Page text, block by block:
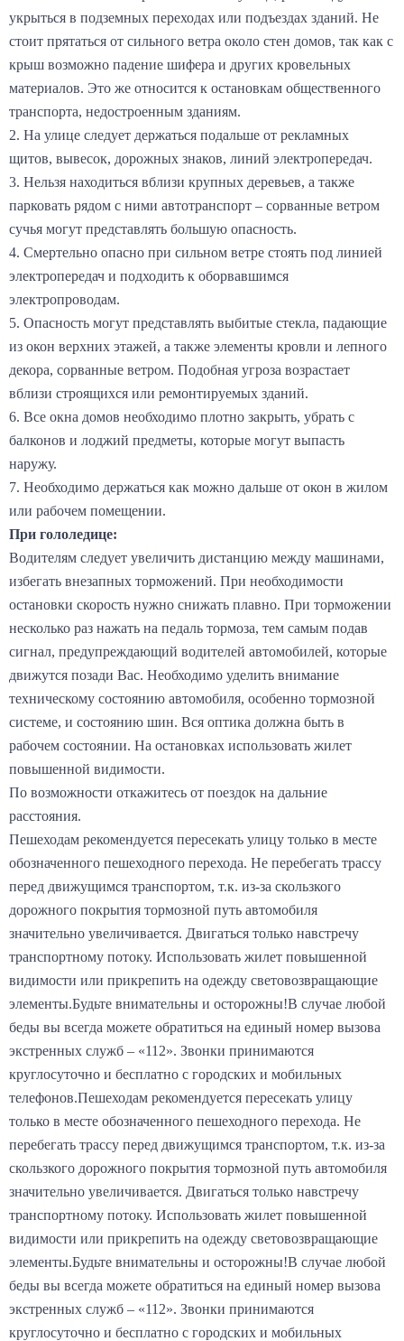
укрыться в подземных переходах или подъездах зданий. Не
стоит прятаться от сильного ветра около стен домов, так как с
крыш возможно падение шифера и других кровельных
материалов. Это же относится к остановкам общественного
транспорта, недостроенным зданиям.
2. На улице следует держаться подальше от рекламных
щитов, вывесок, дорожных знаков, линий электропередач.
3. Нельзя находиться вблизи крупных деревьев, а также
парковать рядом с ними автотранспорт – сорванные ветром
сучья могут представлять большую опасность.
4. Смертельно опасно при сильном ветре стоять под линией
электропередач и подходить к оборвавшимся
электропроводам.
5. Опасность могут представлять выбитые стекла, падающие
из окон верхних этажей, а также элементы кровли и лепного
декора, сорванные ветром. Подобная угроза возрастает
вблизи строящихся или ремонтируемых зданий.
6. Все окна домов необходимо плотно закрыть, убрать с
балконов и лоджий предметы, которые могут выпасть
наружу.
7. Необходимо держаться как можно дальше от окон в жилом
или рабочем помещении.
При гололедице:
Водителям следует увеличить дистанцию между машинами,
избегать внезапных торможений. При необходимости
остановки скорость нужно снижать плавно. При торможении
несколько раз нажать на педаль тормоза, тем самым подав
сигнал, предупреждающий водителей автомобилей, которые
движутся позади Вас. Необходимо уделить внимание
техническому состоянию автомобиля, особенно тормозной
системе, и состоянию шин. Вся оптика должна быть в
рабочем состоянии. На остановках использовать жилет
повышенной видимости.
По возможности откажитесь от поездок на дальние
расстояния.
Пешеходам рекомендуется пересекать улицу только в месте
обозначенного пешеходного перехода. Не перебегать трассу
перед движущимся транспортом, т.к. из-за скользкого
дорожного покрытия тормозной путь автомобиля
значительно увеличивается. Двигаться только навстречу
транспортному потоку. Использовать жилет повышенной
видимости или прикрепить на одежду световозвращающие
элементы.Будьте внимательны и осторожны!В случае любой
беды вы всегда можете обратиться на единый номер вызова
экстренных служб – «112». Звонки принимаются
круглосуточно и бесплатно с городских и мобильных
телефонов.Пешеходам рекомендуется пересекать улицу
только в месте обозначенного пешеходного перехода. Не
перебегать трассу перед движущимся транспортом, т.к. из-за
скользкого дорожного покрытия тормозной путь автомобиля
значительно увеличивается. Двигаться только навстречу
транспортному потоку. Использовать жилет повышенной
видимости или прикрепить на одежду световозвращающие
элементы.Будьте внимательны и осторожны!В случае любой
беды вы всегда можете обратиться на единый номер вызова
экстренных служб – «112». Звонки принимаются
круглосуточно и бесплатно с городских и мобильных